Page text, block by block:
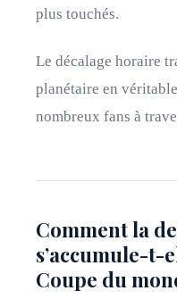
plus touchés.
Le décalage horaire
planétaire en
nombreux fans à
Comment la
s’accumule-t-
Coupe du